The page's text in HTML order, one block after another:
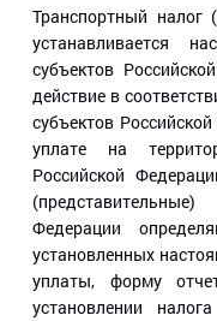
Транспортный налог
устанавливается
субъектов
действие в
субъектов
уплате на
Российской
Федерации
установленных
уплаты, форму
установлении